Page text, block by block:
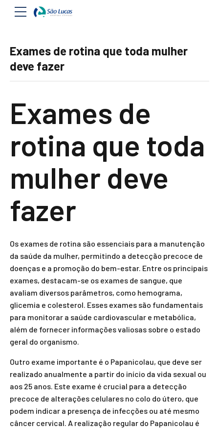
Exames de rotina que toda mulher
deve fazer
Exames de
rotina que toda
mulher deve
fazer
Os exames de rotina são essenciais para a manutenção
da saúde da mulher, permitindo a detecção precoce de
doenças e a promoção do bem-estar. Entre os principais
exames, destacam-se os exames de sangue, que
avaliam diversos parâmetros, como hemograma,
glicemia e colesterol. Esses exames são fundamentais
para monitorar a saúde cardiovascular e metabólica,
além de fornecer informações valiosas sobre o estado
geral do organismo.
Outro exame importante é o Papanicolau, que deve ser
realizado anualmente a partir do início da vida sexual ou
aos 25 anos. Este exame é crucial para a detecção
precoce de alterações celulares no colo do útero, que
podem indicar a presença de infecções ou até mesmo
câncer cervical. A realização regular do Papanicolau é